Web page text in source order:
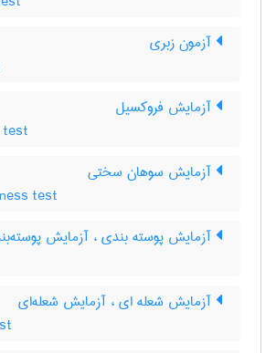
آزمون زبری
آزمایش فروکسیل
آزمایش سوهان سختی
test
آزمایش پوسته بندی ، آزمایش
آزمایش شعله ای ، آزمایش شعله‌ای